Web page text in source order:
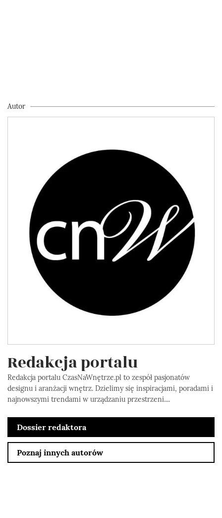
Autor
Redakcja portalu
Redakcja portalu CzasNaWnętrze.pl to zespół pasjonatów
designu i aranżacji wnętrz. Dzielimy się inspiracjami, poradami i
najnowszymi trendami w urządzaniu przestrzeni....
Dossier redaktora
Poznaj innych autorów